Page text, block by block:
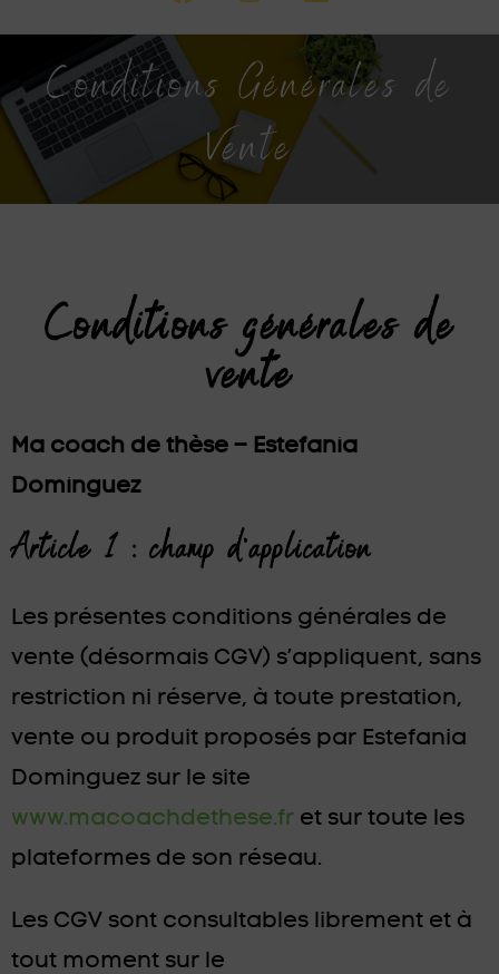
Conditions Générales de
Vente
Conditions générales de
vente
Ma coach de thèse – Estefania
Dominguez
Article 1 : champ d’application
Les présentes conditions générales de
vente (désormais CGV) s’appliquent, sans
restriction ni réserve, à toute prestation,
vente ou produit proposés par Estefania
Dominguez sur le site
www.macoachdethese.fr et sur toute les
plateformes de son réseau.
Les CGV sont consultables librement et à
tout moment sur le